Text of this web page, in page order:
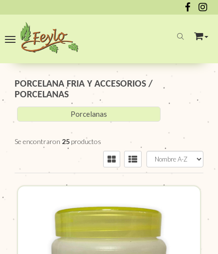
Toggle navigation
PORCELANA FRIA Y ACCESORIOS /
PORCELANAS
Porcelanas
Se encontraron 25 productos